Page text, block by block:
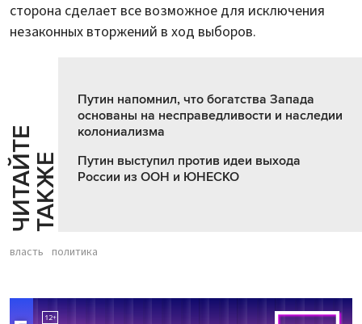
сторона сделает все возможное для исключения
незаконных вторжений в ход выборов.
Ч
И
Т
АЙ
Т
Е
Т
А
К
ЖЕ
Путин напомнил, что богатства Запада
основаны на несправедливости и наследии
колониализма
Путин выступил против идеи выхода
России из ООН и ЮНЕСКО
власть политика